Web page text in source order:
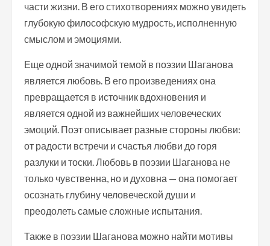
части жизни. В его стихотворениях можно увидеть
глубокую философскую мудрость, исполненную
смыслом и эмоциями.
Еще одной значимой темой в поэзии Шаганова
является любовь. В его произведениях она
превращается в источник вдохновения и
является одной из важнейших человеческих
эмоций. Поэт описывает разные стороны любви:
от радости встречи и счастья любви до горя
разлуки и тоски. Любовь в поэзии Шаганова не
только чувственна, но и духовна — она помогает
осознать глубину человеческой души и
преодолеть самые сложные испытания.
Также в поэзии Шаганова можно найти мотивы